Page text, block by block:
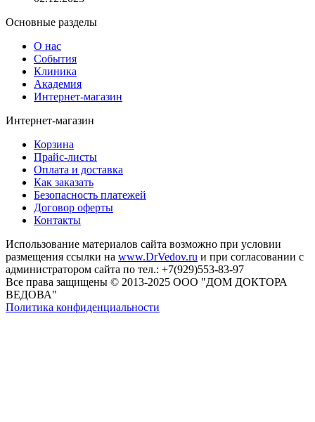
Основные разделы
О нас
События
Клиника
Академия
Интернет-магазин
Интернет-магазин
Корзина
Прайс-листы
Оплата и доставка
Как заказать
Безопасность платежей
Договор оферты
Контакты
Использование материалов сайта возможно при условии
размещения ссылки на www.DrVedov.ru и при согласовании с
администратором сайта по тел.: +7(929)553-83-97
Все права защищены © 2013-2025 ООО "ДОМ ДОКТОРА
ВЕДОВА"
Политика конфиденциальности